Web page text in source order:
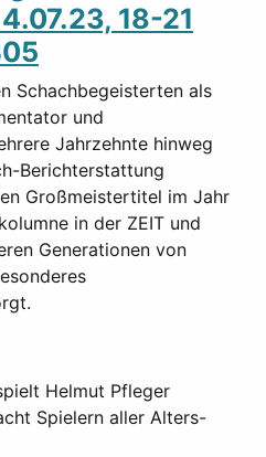
18-21
Schachbegeisterten als
und
Jahrzehnte hinweg
Berichterstattung
Großmeistertitel im Jahr
in der ZEIT und
Generationen von
Helmut Pfleger
Spielern aller Alters-